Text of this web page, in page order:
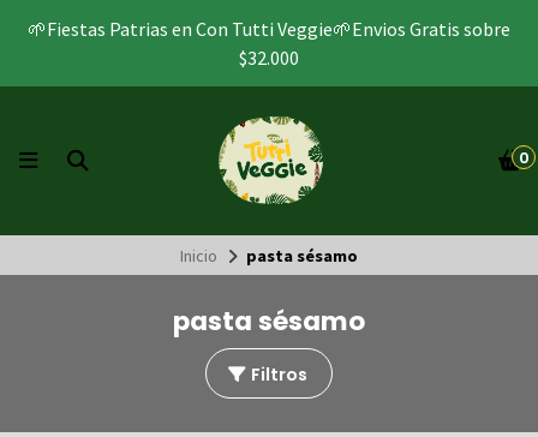
🌱Fiestas Patrias en Con Tutti Veggie🌱Envios Gratis sobre
$32.000
0
Inicio pasta sésamo
pasta sésamo
Filtros